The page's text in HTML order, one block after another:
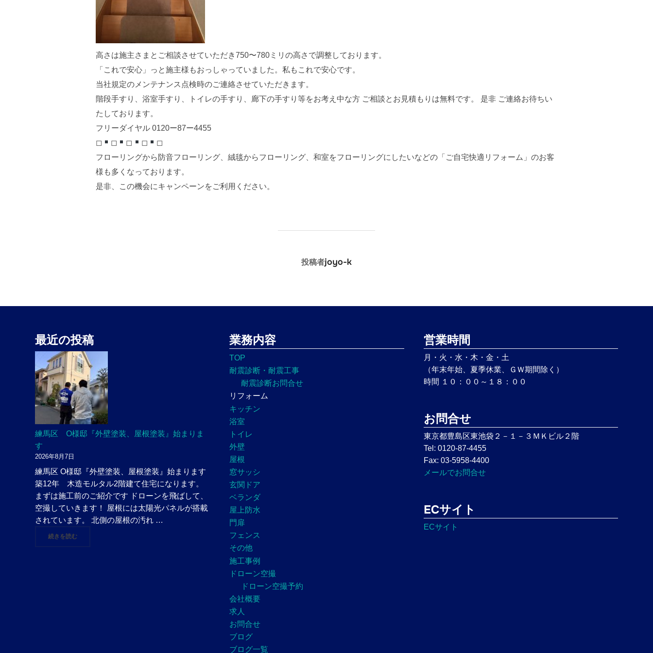
高さは施主さまとご相談させていただき750〜780ミリの高さで調整しております。
「これで安心」っと施主様もおっしゃっていました。私もこれで安心です。
当社規定のメンテナンス点検時のご連絡させていただきます。
階段手すり、浴室手すり、トイレの手すり、廊下の手すり等をお考え中な方 ご相談とお見積もりは無料です。 是非 ご連絡お待ちい
たしております。
フリーダイヤル 0120ー87ー4455
◻︎
◻︎ ◻︎ ◻︎
◻︎
フローリングから防音フローリング、絨毯からフローリング、和室をフローリングにしたいなどの「ご自宅快適リフォーム」のお客
様も多くなっております。
是非、この機会にキャンペーンをご利用ください。
投稿者
投稿者joyo-k
最近の投稿
練馬区 O様邸『外壁塗装、屋根塗装』始まりま
す
2026年8月7日
練馬区 O様邸『外壁塗装、屋根塗装』始まります
築12年 木造モルタル2階建て住宅になります。
まずは施工前のご紹介です ドローンを飛ばして、
空撮していきます！ 屋根には太陽光パネルが搭載
されています。 北側の屋根の汚れ …
続きを読む"練馬区 O様邸『外壁塗装、屋根塗装』始まります"
業務内容
TOP
耐震診断・耐震工事
耐震診断お問合せ
リフォーム
キッチン
浴室
トイレ
外壁
屋根
窓サッシ
玄関ドア
ベランダ
屋上防水
門扉
フェンス
その他
施工事例
ドローン空撮
ドローン空撮予約
会社概要
求人
お問合せ
ブログ
ブログ一覧
営業時間
月・火・水・木・金・土
（年末年始、夏季休業、ＧＷ期間除く）
時間 １０：００～１８：００
お問合せ
東京都豊島区東池袋２－１－３ＭＫビル２階
Tel: 0120-87-4455
Fax: 03-5958-4400
メールでお問合せ
ECサイト
ECサイト